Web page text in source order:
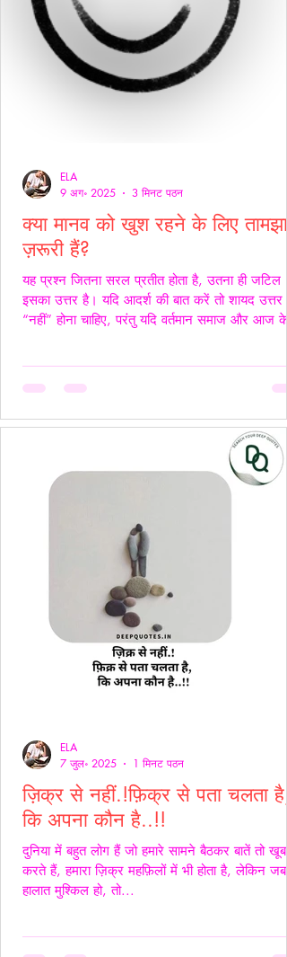
क्या मानव को खुश रहने के लिए तामझाम
ज़रूरी हैं?
यह प्रश्न जितना सरल प्रतीत होता है, उतना ही जटिल
इसका उत्तर है। यदि आदर्श की बात करें तो शायद उत्तर
“नहीं” होना चाहिए, परंतु यदि वर्तमान समाज और आज के
98% समस्याओं का केंद्र बिंदु पैसा बन चुका है। चाहे वह
सम्मान हो, सुरक्षा हो, शिक्षा हो या स्वास्थ्य हर समस्या का
समाधान धन से जोड़कर देखा जाता है। यह स्थिति यूँ ही
ELA
9 अग॰ 2025
3 मिनट पठन
ज़िक्र से नहीं.!फ़िक्र से पता चलता है,
कि अपना कौन है..!!
दुनिया में बहुत लोग हैं जो हमारे सामने बैठकर बातें तो खूब
करते हैं, हमारा ज़िक्र महफ़िलों में भी होता है, लेकिन जब
हालात मुश्किल हो, तो...
ELA
7 जुल॰ 2025
1 मिनट पठन